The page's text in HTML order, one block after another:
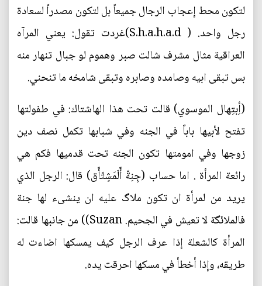
لتكون محط إعجاب الرجال جميعاً بل لتكون مصدراً لسعادة
رجل واحد. ( S.h.a.h.a.d)غردت تقول: يعني المرآه
العراقية مثال مشرف شالت صبر وهموم لو جبال تنهار منه
بس تبقى ابيه وصامده وصابره وتبقى شامخه ما تنحني.
(أِبتِهال الموسوي) قالت تحت هذا الهاشتاك: في طفولتها
تفتح لأبيها باباً في الجنه وفي شبابها تكمل نصف دين
زوجها وفي امومتها تكون الجنه تحت قدميها فكم هي
رائعة المرأة . اما حساب (جِنِةّ أّلَمَشٍتّأّق) قال: الرجل الذي
يريد من لمرأة ان تكون ملاگ عليه ان ينشىء لها جنة
فالملائگة لا تعيش في الجحيم. Suzan)) من جانبها قالت:
المرأة كالشعلة إذا عرف الرجل كيف يمسكها اضاءت له
طريقه، وإذا أخطأ في مسكها احرقت يده.